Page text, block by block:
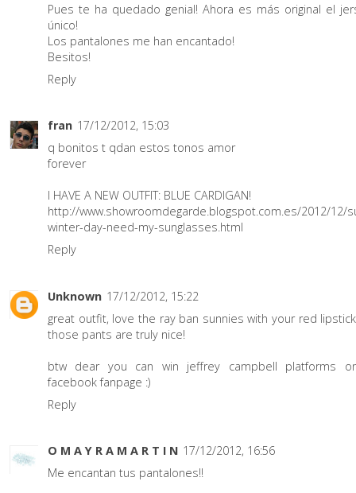
Pues te ha quedado genial! Ahora es más original el
único!
Los pantalones me han encantado!
Besitos!
Reply
fran 17/12/2012, 15:03
q bonitos t qdan estos tonos amor
forever
I HAVE A NEW OUTFIT: BLUE CARDIGAN!
http://www.showroomdegarde.blogspot.com.es/2012/12/
winter-day-need-my-sunglasses.html
Reply
Unknown 17/12/2012, 15:22
great outfit, love the ray ban sunnies with your red
those pants are truly nice!
btw dear you can win jeffrey campbell platforms
facebook fanpage :)
Reply
O M A Y R A M A R T I N 17/12/2012, 16:56
Me encantan tus pantalones!!